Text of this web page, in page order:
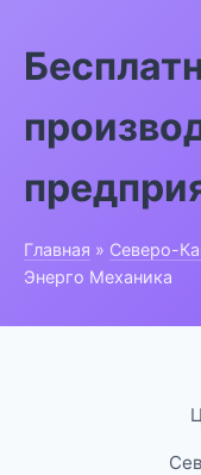
Главная » Северо-
Энерго Механика